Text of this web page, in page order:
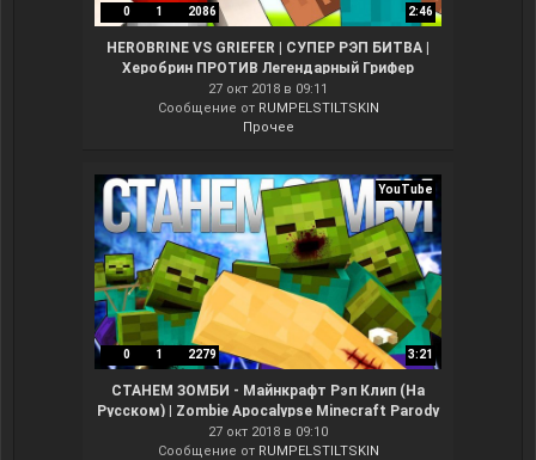
0 1 2086 2:46
HEROBRINE VS GRIEFER | СУПЕР РЭП БИТВА |
Херобрин ПРОТИВ Легендарный Грифер
27 окт 2018 в 09:11
Сообщение от RUMPELSTILTSKIN
Прочее
YouTube
0 1 2279 3:21
СТАНЕМ ЗОМБИ - Майнкрафт Рэп Клип (На
Русском) | Zombie Apocalypse Minecraft Parody
Song Animation
27 окт 2018 в 09:10
Сообщение от RUMPELSTILTSKIN